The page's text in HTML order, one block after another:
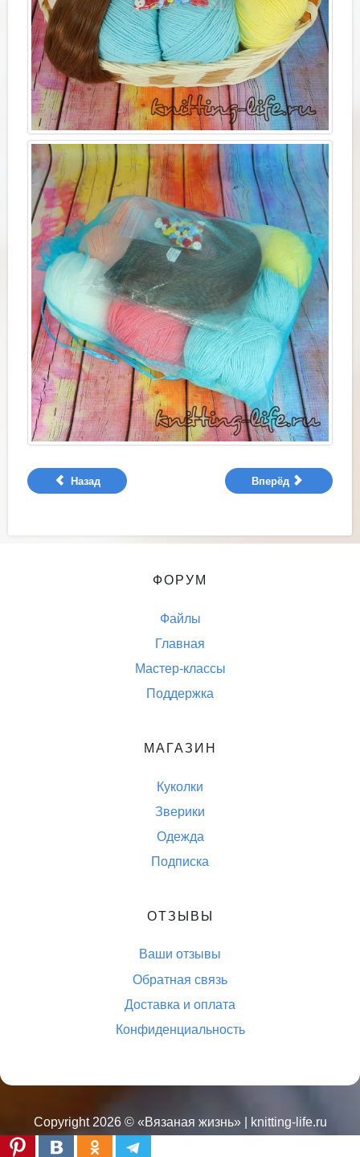
Назад Вперёд
ФОРУМ
Файлы
Главная
Мастер-классы
Поддержка
МАГАЗИН
Куколки
Зверики
Одежда
Подписка
ОТЗЫВЫ
Ваши отзывы
Обратная связь
Доставка и оплата
Конфиденциальность
Copyright 2026 ©«Вязаная жизнь»| knitting-life.ru